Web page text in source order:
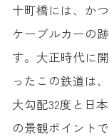
十町橋には、か
ケーブルカーの
す。大正時代に
ったこの鉄道は
大勾配32度と日
の景観ポイントで